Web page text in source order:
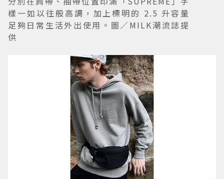
樣一如以往般高調，加上標明的 2.5 升容量
足夠日常生活外出使用。圖／MILK潮流誌提
供